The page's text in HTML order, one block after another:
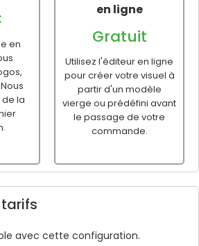
en
la
en ligne
Gratuit
Utilisez l'éditeur en ligne
pour créer votre visuel à
partir d'un modèle
vierge ou prédéfini avant
le passage de votre
commande.
avec cette configuration.